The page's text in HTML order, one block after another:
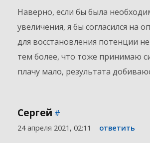
Наверно, если бы была
увеличения, я бы согласился на
для восстановления потенции
тем более, что тоже принимаю
плачу мало, результата
Сергей #
24 апреля 2021, 02:11 ответить